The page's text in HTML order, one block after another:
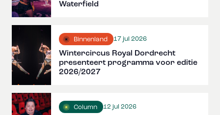
Waterfield
Binnenland 17 jul 2026
Wintercircus Royal Dordrecht
presenteert programma voor editie
2026/2027
Column 12 jul 2026